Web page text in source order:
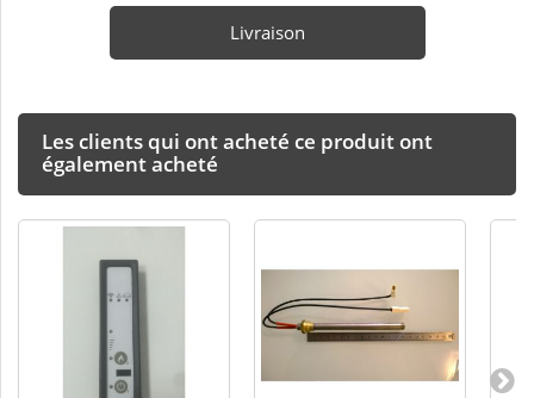
Livraison
Les clients qui ont acheté ce produit ont
également acheté